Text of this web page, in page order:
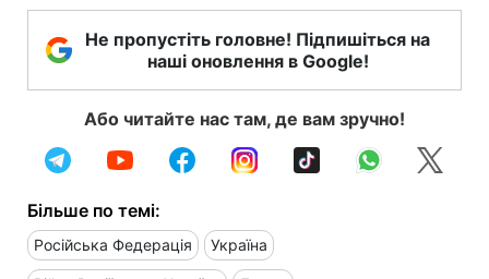
Не пропустіть головне! Підпишіться на
наші оновлення в Google!
Або читайте нас там, де вам зручно!
Більше по темі:
Російська Федерація Україна